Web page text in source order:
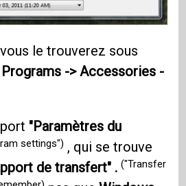
le trouverez sous
-> Accessories -
"Paramètres du
settings") , qui se trouve
de transfert" .("Transfer